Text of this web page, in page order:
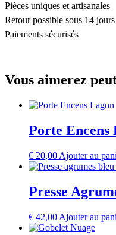
Pièces uniques et artisanales
Retour possible sous 14 jours
Paiements sécurisés
Vous aimerez
Porte Encens
€ 20,00 Ajouter au
Presse
€ 42,00 Ajouter au